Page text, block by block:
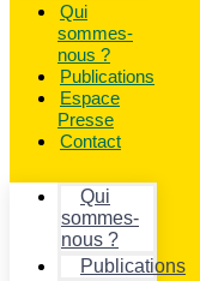
Qui
sommes-
nous ?
Publications
Espace
Presse
Contact
Qui
sommes-
nous ?
Publications